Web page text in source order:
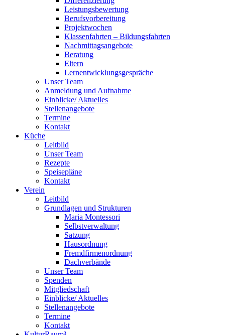
Leistungsbewertung
Berufsvorbereitung
Projektwochen
Klassenfahrten – Bildungsfahrten
Nachmittagsangebote
Beratung
Eltern
Lernentwicklungsgespräche
Unser Team
Anmeldung und Aufnahme
Einblicke/ Aktuelles
Stellenangebote
Termine
Kontakt
Küche
Leitbild
Unser Team
Rezepte
Speisepläne
Kontakt
Verein
Leitbild
Grundlagen und Strukturen
Maria Montessori
Selbstverwaltung
Satzung
Hausordnung
Fremdfirmenordnung
Dachverbände
Unser Team
Spenden
Mitgliedschaft
Einblicke/ Aktuelles
Stellenangebote
Termine
Kontakt